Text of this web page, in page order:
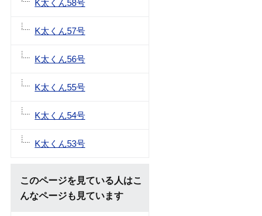
K太くん58号
K太くん57号
K太くん56号
K太くん55号
K太くん54号
K太くん53号
このページを見ている人はこ
んなページも見ています